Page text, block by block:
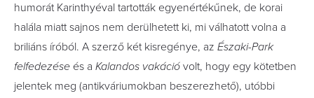
humorát Karinthyéval tartották egyenértékűnek, de korai
halála miatt sajnos nem derülhetett ki, mi válhatott volna a
briliáns íróból. A szerző két kisregénye, az Északi-Park
felfedezése és a Kalandos vakáció volt, hogy egy kötetben
jelentek meg (antikváriumokban beszerezhető), utóbbi